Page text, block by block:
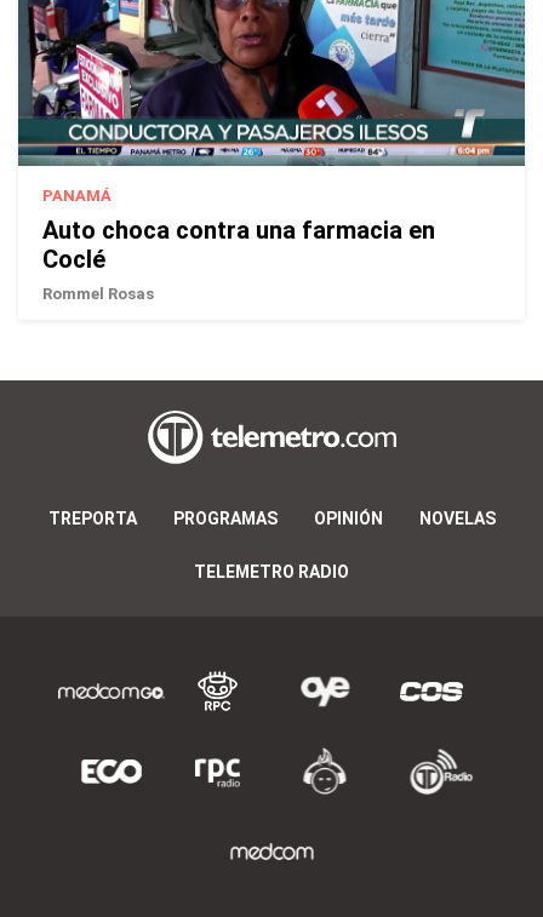
PANAMÁ
Auto choca contra una farmacia en
Coclé
Rommel Rosas
TREPORTA PROGRAMAS OPINIÓN NOVELAS
TELEMETRO RADIO